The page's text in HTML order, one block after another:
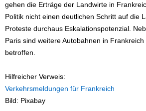
gehen die Erträge der Landwirte in
Politik nicht einen deutlichen Schritt auf die
Proteste durchaus Eskalationspotenzial.
Paris sind weitere Autobahnen in
betroffen.
Hilfreicher Verweis:
Verkehrsmeldungen für Frankreich
Bild: Pixabay